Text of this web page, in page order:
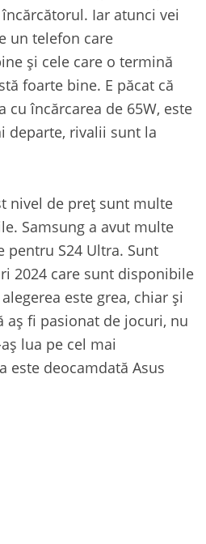
Iar atunci vei
un telefon care
și cele care o termină
foarte bine. E păcat că
cu încărcarea de 65W, este
departe, rivalii sunt la
nivel de preț sunt multe
Samsung a avut multe
pentru S24 Ultra. Sunt
2024 care sunt disponibile
este grea, chiar și
aș fi pasionat de jocuri, nu
lua pe cel mai
este deocamdată Asus